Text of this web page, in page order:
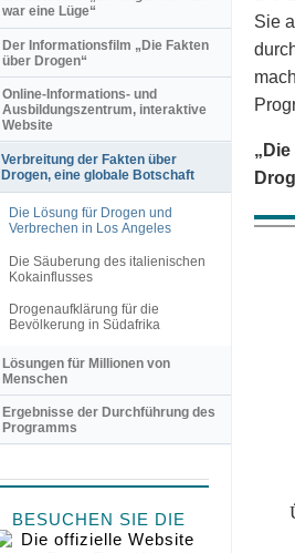
Sie
war eine Lüge“
Der Informationsfilm „Die Fakten
über Drogen“
Online-Informations- und
Ausbildungszentrum, interaktive
Website
Verbreitung der Fakten über
Drogen, eine globale Botschaft
Die Lösung für Drogen und
Verbrechen in Los Angeles
Die Säuberung des italienischen
Kokainflusses
Drogenaufklärung für die
Bevölkerung in Südafrika
Lösungen für Millionen von
Menschen
Ergebnisse der Durchführung des
Programms
BESUCHEN SIE DIE